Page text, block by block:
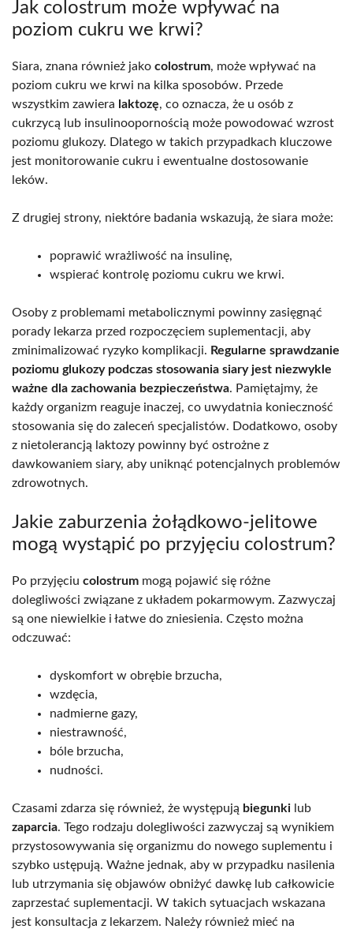
Jak colostrum może wpływać na
poziom cukru we krwi?
Siara, znana również jako colostrum, może wpływać na
poziom cukru we krwi na kilka sposobów. Przede
wszystkim zawiera laktozę, co oznacza, że u osób z
cukrzycą lub insulinoopornością może powodować wzrost
poziomu glukozy. Dlatego w takich przypadkach kluczowe
jest monitorowanie cukru i ewentualne dostosowanie
leków.
Z drugiej strony, niektóre badania wskazują, że siara może:
poprawić wrażliwość na insulinę,
wspierać kontrolę poziomu cukru we krwi.
Osoby z problemami metabolicznymi powinny zasięgnąć
porady lekarza przed rozpoczęciem suplementacji, aby
zminimalizować ryzyko komplikacji. Regularne sprawdzanie
poziomu glukozy podczas stosowania siary jest niezwykle
ważne dla zachowania bezpieczeństwa. Pamiętajmy, że
każdy organizm reaguje inaczej, co uwydatnia konieczność
stosowania się do zaleceń specjalistów. Dodatkowo, osoby
z nietolerancją laktozy powinny być ostrożne z
dawkowaniem siary, aby uniknąć potencjalnych problemów
zdrowotnych.
Jakie zaburzenia żołądkowo-jelitowe
mogą wystąpić po przyjęciu colostrum?
Po przyjęciu colostrum mogą pojawić się różne
dolegliwości związane z układem pokarmowym. Zazwyczaj
są one niewielkie i łatwe do zniesienia. Często można
odczuwać:
dyskomfort w obrębie brzucha,
wzdęcia,
nadmierne gazy,
niestrawność,
bóle brzucha,
nudności.
Czasami zdarza się również, że występują biegunki lub
zaparcia. Tego rodzaju dolegliwości zazwyczaj są wynikiem
przystosowywania się organizmu do nowego suplementu i
szybko ustępują. Ważne jednak, aby w przypadku nasilenia
lub utrzymania się objawów obniżyć dawkę lub całkowicie
zaprzestać suplementacji. W takich sytuacjach wskazana
jest konsultacja z lekarzem. Należy również mieć na